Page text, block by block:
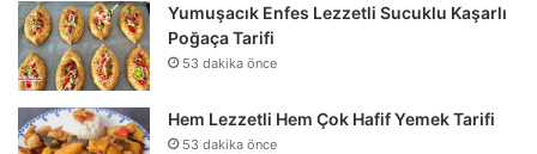
Yumuşacık Enfes Lezzetli Sucuklu Kaşarlı
Poğaça Tarifi
53 dakika önce
Hem Lezzetli Hem Çok Hafif Yemek Tarifi
53 dakika önce